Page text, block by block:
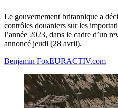
Le gouvernement britannique a
contrôles douaniers sur les
l’année 2023, dans le cadre d’un
annoncé jeudi (28 avril).
Benjamin FoxEURACTIV.com